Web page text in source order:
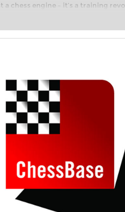
a chess engine – it’s a training
your first steps into the world of
and with a more